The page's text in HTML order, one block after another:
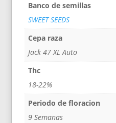
Banco de semillas
SWEET SEEDS
Cepa raza
Jack 47 XL Auto
Thc
18-22%
Periodo de floracion
9 Semanas